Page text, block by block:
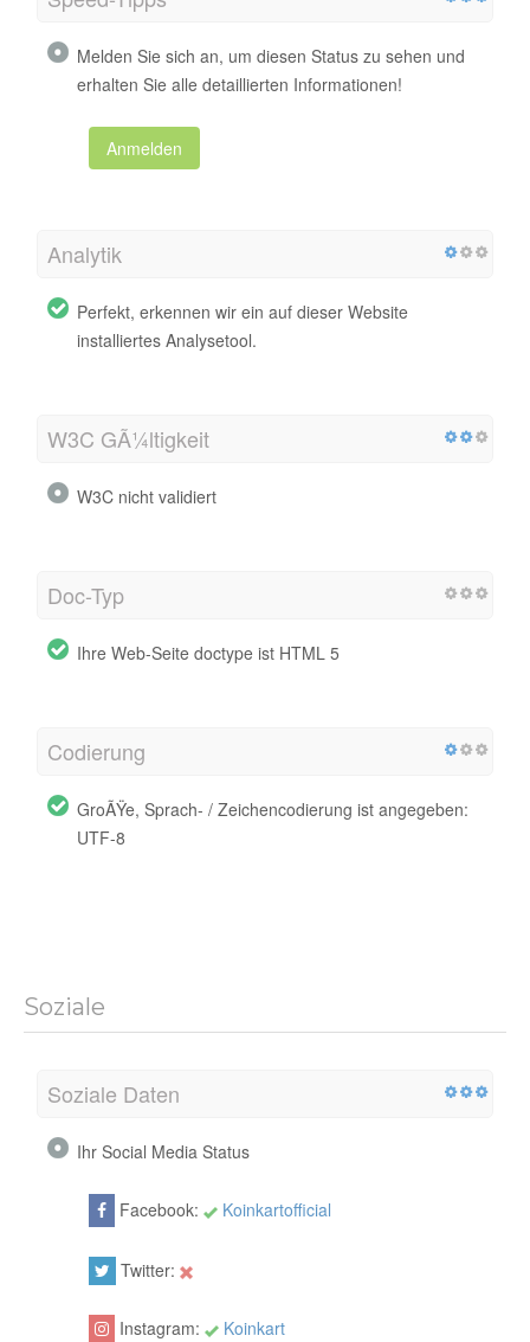
Melden Sie sich an, um diesen Status zu sehen und
erhalten Sie alle detaillierten Informationen!
Anmelden
Analytik
Perfekt, erkennen wir ein auf dieser Website
installiertes Analysetool.
W3C GÃ¼ltigkeit
W3C nicht validiert
Doc-Typ
Ihre Web-Seite doctype ist HTML 5
Codierung
GroÃŸe, Sprach- / Zeichencodierung ist angegeben:
UTF-8
Soziale
Soziale Daten
Ihr Social Media Status
Facebook: Koinkartofficial
Twitter:
Instagram: Koinkart